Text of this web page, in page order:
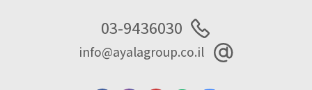
03-9436030
info@ayalagroup.co.il